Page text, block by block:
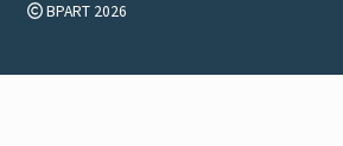
BPART 2026